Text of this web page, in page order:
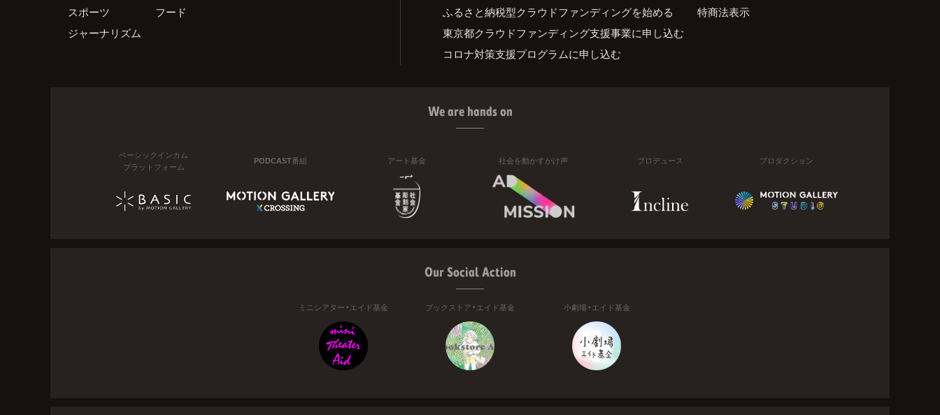
スポーツ
フード
ジャーナリズム
ふるさと納税型クラウドファンディングを始める
東京都クラウドファンディング支援事業に申し込む
コロナ対策支援プログラムに申し込む
特商法表示
We are hands on
ベーシックインカム
プラットフォーム
PODCAST番組 アート基金 社会を動かすかけ声 プロデュース プロダクション
Our Social Action
ミニシアター・エイド基金 ブックストア・エイド基金 小劇場・エイド基金